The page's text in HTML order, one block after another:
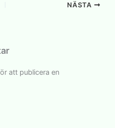
NÄSTA
att publicera en